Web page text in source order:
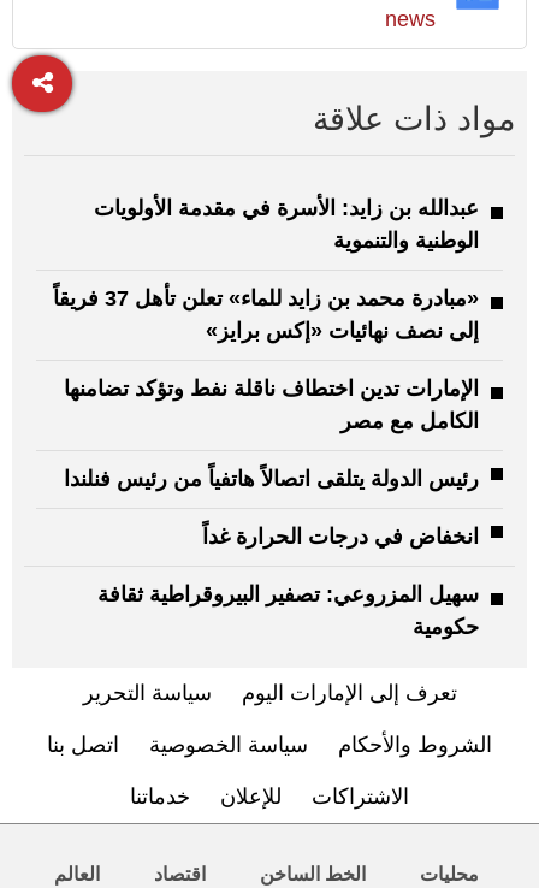
news
مواد ذات علاقة
عبدالله بن زايد: الأسرة في مقدمة الأولويات
الوطنية والتنموية
«مبادرة محمد بن زايد للماء» تعلن تأهل 37 فريقاً
إلى نصف نهائيات «إكس برايز»
الإمارات تدين اختطاف ناقلة نفط وتؤكد تضامنها
الكامل مع مصر
رئيس الدولة يتلقى اتصالاً هاتفياً من رئيس فنلندا
انخفاض في درجات الحرارة غداً
سهيل المزروعي: تصفير البيروقراطية ثقافة
حكومية
تعرف إلى الإمارات اليوم سياسة التحرير
الشروط والأحكام سياسة الخصوصية اتصل بنا
الاشتراكات للإعلان خدماتنا
محليات الخط الساخن اقتصاد العالم